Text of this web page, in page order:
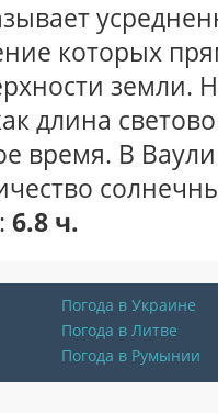
которых
земли.
длина
время. В
6.8 ч.
Погода в Украине
Погода в Литве
Погода в Румынии